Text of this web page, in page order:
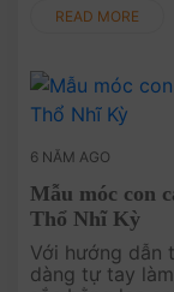
READ MORE
6 NĂM AGO
Mẫu móc con
Thổ Nhĩ Kỳ
Với hướng dẫn
dàng tự tay